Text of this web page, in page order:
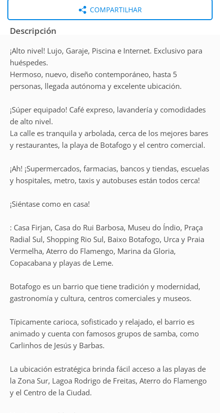
COMPARTILHAR
Descripción
¡Alto nivel! Lujo, Garaje, Piscina e Internet. Exclusivo para
huéspedes.
Hermoso, nuevo, diseño contemporáneo, hasta 5
personas, llegada autónoma y excelente ubicación.
¡Súper equipado! Café expreso, lavandería y comodidades
de alto nivel.
La calle es tranquila y arbolada, cerca de los mejores bares
y restaurantes, la playa de Botafogo y el centro comercial.
¡Ah! ¡Supermercados, farmacias, bancos y tiendas, escuelas
y hospitales, metro, taxis y autobuses están todos cerca!
¡Siéntase como en casa!
: Casa Firjan, Casa do Rui Barbosa, Museu do Índio, Praça
Radial Sul, Shopping Rio Sul, Baixo Botafogo, Urca y Praia
Vermelha, Aterro do Flamengo, Marina da Gloria,
Copacabana y playas de Leme.
Botafogo es un barrio que tiene tradición y modernidad,
gastronomía y cultura, centros comerciales y museos.
Típicamente carioca, sofisticado y relajado, el barrio es
animado y cuenta con famosos grupos de samba, como
Carlinhos de Jesús y Barbas.
La ubicación estratégica brinda fácil acceso a las playas de
la Zona Sur, Lagoa Rodrigo de Freitas, Aterro do Flamengo
y el Centro de la Ciudad.